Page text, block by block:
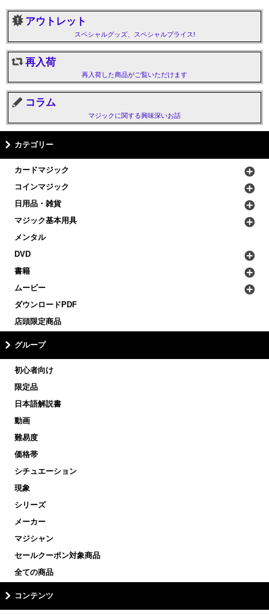
アウトレット
スペシャルグッズ、スペシャルプライス!
再入荷
再入荷した商品がご覧いただけます
コラム
マジックに関する興味深いお話
カテゴリー
カードマジック
コインマジック
日用品・雑貨
マジック基本用具
メンタル
DVD
書籍
ムービー
ダウンロードPDF
店頭限定商品
グループ
初心者向け
限定品
日本語解説書
動画
難易度
価格帯
シチュエーション
現象
シリーズ
メーカー
マジシャン
セールクーポン対象商品
全ての商品
コンテンツ